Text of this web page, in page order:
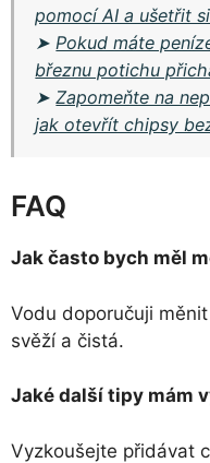
pomocí AI a ušetřit
➤ Pokud máte
březnu potichu
➤Zapomeňte na
jak otevřít chipsy
FAQ
Jak často bych měl
Vodu doporučuji
svěží a čistá.
Jaké další tipy mám
Vyzkoušejte přidávat